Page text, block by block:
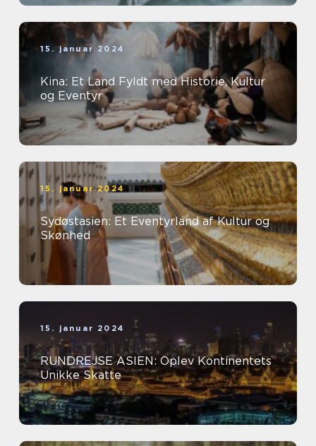
15. januar 2024
Kina: Et Land Fyldt med Historie, Kultur
og Eventyr
15. januar 2024
Sydøstasien: Et Eventyrland af Kultur og
Skønhed
15. januar 2024
RUNDREJSE ASIEN: Oplev Kontinentets
Unikke Skatte